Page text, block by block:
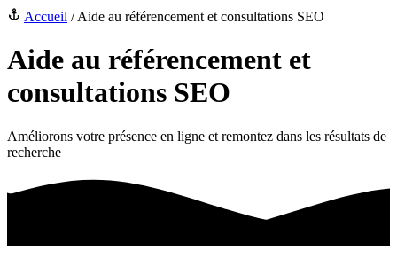
Accueil /Aide au référencement et consultations SEO
Aide au référencement et
consultations SEO
Améliorons votre présence en ligne et remontez dans les résultats de
recherche